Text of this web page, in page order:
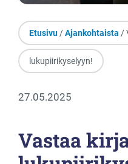
Etusivu /Ajankohtaista /
lukupiirikyselyyn!
27.05.2025
Vastaa